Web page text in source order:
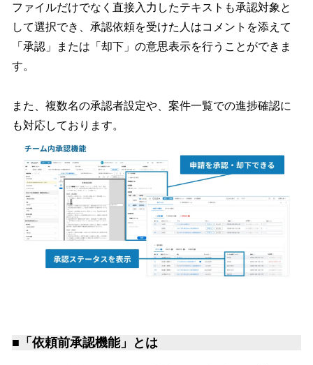
ファイルだけでなく直接入力したテキストも承認対象と
して選択でき、承認依頼を受けた人はコメントを添えて
「承認」または「却下」の意思表示を行うことができま
す。
また、複数名の承認者設定や、案件一覧での進捗確認に
も対応しております。
■「依頼前承認機能」とは